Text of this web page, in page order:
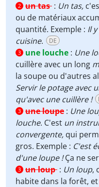
2 un tas : Un tas,
ou de matériaux
quantité. Exemple : Il
cuisine. DE
3 une louche : Une
cuillère avec un long
la soupe ou d'autres
Servir le potage avec
qu'avec une cuillère !
3 une loupe : Une
louche. C'est un
convergente, qui
gros. Exemple : C'est
d'une loupe !Ça ne
3 un loup : Un loup,
habite dans la forêt,